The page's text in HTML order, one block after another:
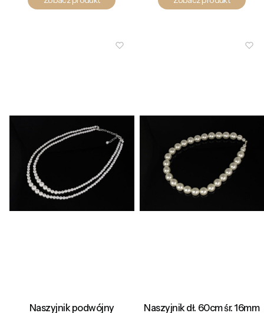
Naszyjnik podwójny
Naszyjnik dł. 60cm śr. 16mm